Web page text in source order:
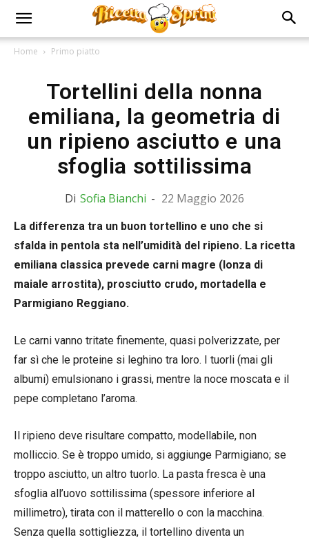
Home Primo piatto
Tortellini della nonna
emiliana, la geometria di
un ripieno asciutto e una
sfoglia sottilissima
Di Sofia Bianchi - 22 Maggio 2026
La differenza tra un buon tortellino e uno che si
sfalda in pentola sta nell’umidità del ripieno. La ricetta
emiliana classica prevede carni magre (lonza di
maiale arrostita), prosciutto crudo, mortadella e
Parmigiano Reggiano.
Le carni vanno tritate finemente, quasi polverizzate, per
far sì che le proteine si leghino tra loro. I tuorli (mai gli
albumi) emulsionano i grassi, mentre la noce moscata e il
pepe completano l’aroma.
Il ripieno deve risultare compatto, modellabile, non
molliccio. Se è troppo umido, si aggiunge Parmigiano; se
troppo asciutto, un altro tuorlo. La pasta fresca è una
sfoglia all’uovo sottilissima (spessore inferiore al
millimetro), tirata con il matterello o con la macchina.
Senza quella sottigliezza, il tortellino diventa un